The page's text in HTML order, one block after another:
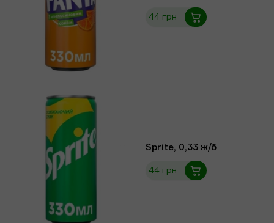
44 грн
Sprite, 0,33 ж/б
44 грн